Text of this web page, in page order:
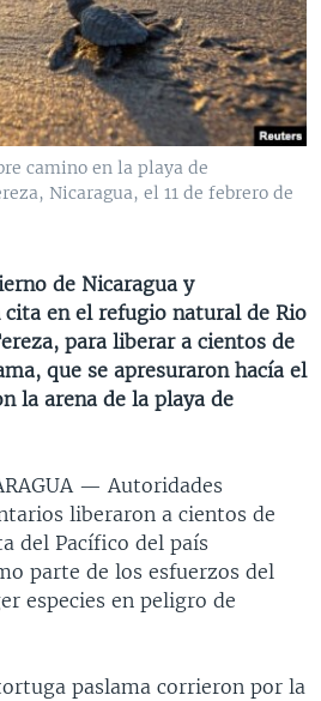
camino en la playa de
Nicaragua, el 11 de febrero de
de Nicaragua y
en el refugio natural de Rio
para liberar a cientos de
que se apresuraron hacía el
la arena de la playa de
— Autoridades
liberaron a cientos de
del Pacífico del país
parte de los esfuerzos del
especies en peligro de
paslama corrieron por la